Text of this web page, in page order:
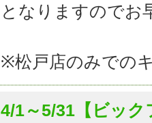
となりますのでお
※松戸店のみでの
4/1～5/31【ビック